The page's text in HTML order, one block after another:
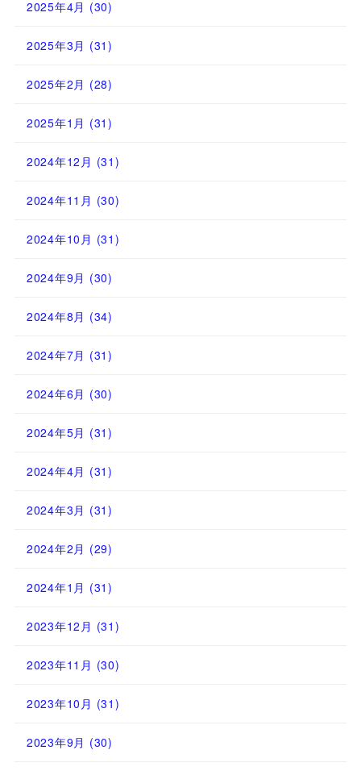
2025年4月 (30)
2025年3月 (31)
2025年2月 (28)
2025年1月 (31)
2024年12月 (31)
2024年11月 (30)
2024年10月 (31)
2024年9月 (30)
2024年8月 (34)
2024年7月 (31)
2024年6月 (30)
2024年5月 (31)
2024年4月 (31)
2024年3月 (31)
2024年2月 (29)
2024年1月 (31)
2023年12月 (31)
2023年11月 (30)
2023年10月 (31)
2023年9月 (30)